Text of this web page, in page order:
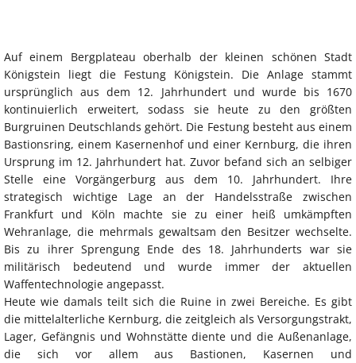
Auf einem Bergplateau oberhalb der kleinen schönen Stadt
Königstein liegt die Festung Königstein. Die Anlage stammt
ursprünglich aus dem 12. Jahrhundert und wurde bis 1670
kontinuierlich erweitert, sodass sie heute zu den größten
Burgruinen Deutschlands gehört. Die Festung besteht aus einem
Bastionsring, einem Kasernenhof und einer Kernburg, die ihren
Ursprung im 12. Jahrhundert hat. Zuvor befand sich an selbiger
Stelle eine Vorgängerburg aus dem 10. Jahrhundert. Ihre
strategisch wichtige Lage an der Handelsstraße zwischen
Frankfurt und Köln machte sie zu einer heiß umkämpften
Wehranlage, die mehrmals gewaltsam den Besitzer wechselte.
Bis zu ihrer Sprengung Ende des 18. Jahrhunderts war sie
militärisch bedeutend und wurde immer der aktuellen
Waffentechnologie angepasst.
Heute wie damals teilt sich die Ruine in zwei Bereiche. Es gibt
die mittelalterliche Kernburg, die zeitgleich als Versorgungstrakt,
Lager, Gefängnis und Wohnstätte diente und die Außenanlage,
die sich vor allem aus Bastionen, Kasernen und